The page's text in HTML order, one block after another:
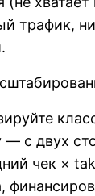
трафик,
— с двух
чек ×